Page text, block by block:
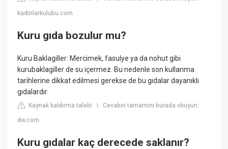
kadinlarkulubu.com
Kuru gıda bozulur mu?
Kuru Baklagiller: Mercimek, fasulye ya da nohut gibi
kurubaklagiller de su içermez. Bu nedenle son kullanma
tarihlerine dikkat edilmesi gerekse de bu gıdalar dayanıklı
gıdalardır.
Kaynak kaldırma talebi |Cevabın tamamını burada okuyun:
dw.com
Kuru gıdalar kaç derecede saklanır?